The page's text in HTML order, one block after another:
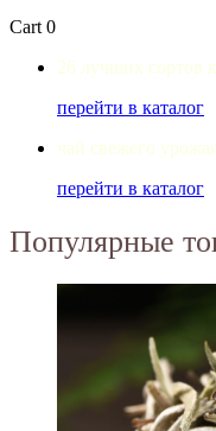
Cart 0
26 лучших сортов
перейти в каталог
чай свежего урожая
перейти в каталог
Популярные